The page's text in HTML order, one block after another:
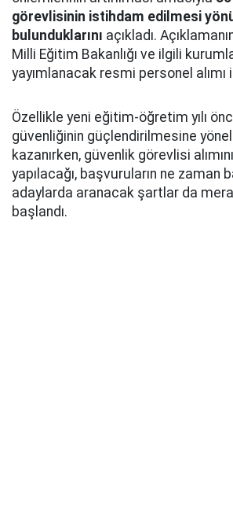
görevlisinin istihdam edilmesi
bulunduklarını açıkladı.
Milli Eğitim Bakanlığı ve ilgili
yayımlanacak resmi personel alımı
Özellikle yeni eğitim-öğretim yılı
güvenliğinin güçlendirilmesine
kazanırken, güvenlik görevlisi
yapılacağı, başvuruların ne zaman
adaylarda aranacak şartlar da
başlandı.